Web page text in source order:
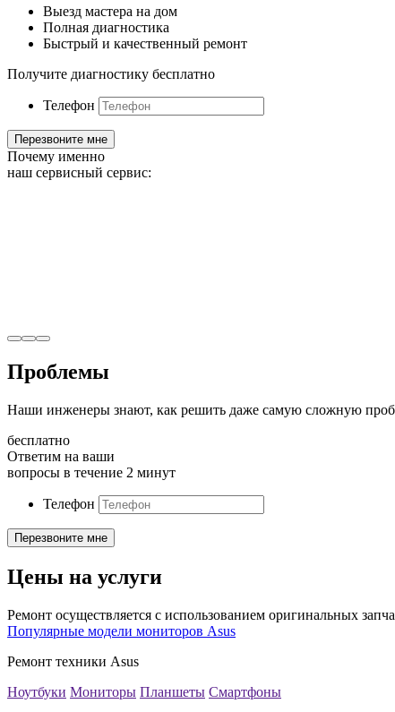
Выезд мастера на дом
Полная диагностика
Быстрый и качественный ремонт
Получите диагностику бесплатно
Телефон
Почему именно
наш сервисный сервис:
Проблемы
Наши инженеры знают, как решить даже самую сложную
бесплатно
Ответим на ваши
вопросы в течение 2 минут
Телефон
Цены на услуги
Ремонт осуществляется с использованием оригинальных
Популярные модели мониторов Asus
Ремонт техники Asus
Ноутбуки Мониторы Планшеты Смартфоны